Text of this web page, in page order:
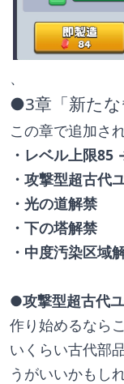
、
●3章「新たな
この章で追加さ
・レベル上限85
・攻撃型超古代
・光の道解禁
・下の塔解禁
・中度汚染区域
●攻撃型超古代
作り始めるなら
いくらい古代部
うがいいかもし